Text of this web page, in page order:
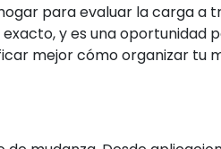
para evaluar la carga a
y es una oportunidad
mejor cómo organizar tu